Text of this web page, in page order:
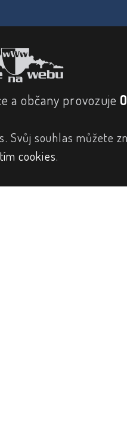
a občany provozuje
Svůj souhlas můžete
cookies.